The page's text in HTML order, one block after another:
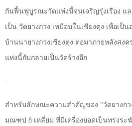
กันฟื้นฟูบูรณะวัดแห่งนี้จนเจริญรุ่งเรือง แ
เป็น วัดยางกวง เหมือนในเชียงตุง เพื่อเป็
บ้านนายางกวงเชียงตุง ต่อมาภายหลังสงค
แห่งนี้กับกลายเป็นวัดร้างอีก
สำหรับลักษณะความสำคัญของ “วัดยางกว
มณฑป 8 เหลี่ยม ที่มีเครื่องยอดเป็นทรงระ